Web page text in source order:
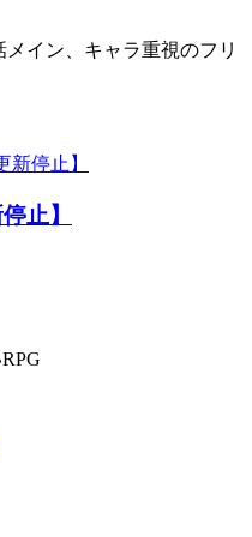
イン、キャラ重視のフリ
止】